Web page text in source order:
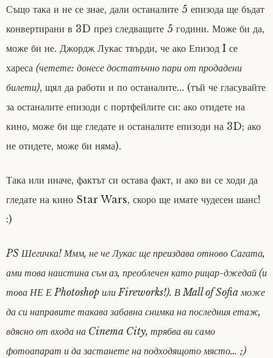
Също така и не се знае, дали останалите 5 епизода ще бъдат
конвертирани в 3D през следващите 5 години. Може би да,
може би не. Джордж Лукас твърди, че ако Епизод I се
хареса (четете: донесе достатъчно пари от продадени
билети), щял да работи и по останалите… (тъй че гласувайте
за останалите епизоди с портфейлите си: ако отидете на
кино, може би ще гледате и останалите епизоди на 3D; ако
не отидете, може би няма).
Така или иначе, фактът си остава факт, и ако ви се ходи да
гледате на кино Star Wars, скоро ще имате чудесен шанс!
:)
PS Шегичка! Ммм, не че Лукас ще преиздава отново Сагата,
ами това наистина съм аз, преоблечен като рицар-джедай (и
това НЕ Е Photoshop или Fireworks!). В Mall of Sofia може
да си направите такава забавна снимка на последния етаж,
вдясно от входа на Cinema City, трябва ви само
фотоапарат и да застанете на подходящото място… ;)